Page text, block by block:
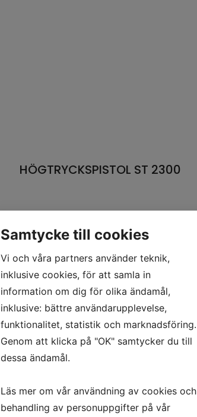
HÖGTRYCKSPISTOL ST 2300
Samtycke till cookies
Vi och våra partners använder teknik,
inklusive cookies, för att samla in
information om dig för olika ändamål,
inklusive: bättre användarupplevelse,
funktionalitet, statistik och marknadsföring.
Genom att klicka på "OK" samtycker du till
dessa ändamål.
Läs mer om vår användning av cookies och
behandling av personuppgifter på vår